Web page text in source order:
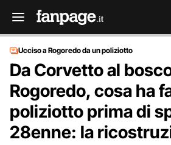
Ucciso a Rogoredo da un poliziotto
Da Corvetto al
Rogoredo, cosa ha
poliziotto prima di
28enne: la